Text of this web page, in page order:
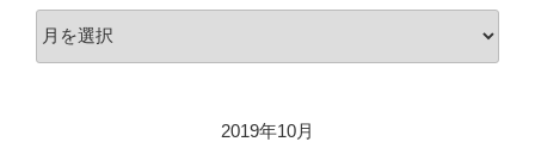
ー
2019年10月